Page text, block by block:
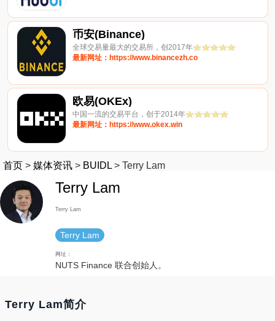
币安(Binance)
全球交易量最大的交易所，创2017年
最新网址：https://www.binancezh.co
欧易(OKEx)
中国一流的交易平台，创于2014年
最新网址：https://www.okex.win
首页 > 媒体资讯 > BUIDL > Terry Lam
Terry Lam
Terry Lam
Terry Lam
网址：
NUTS Finance 联合创始人。
Terry Lam简介